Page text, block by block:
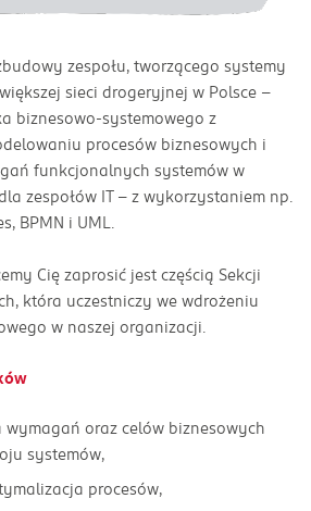
zespołu, tworzącego systemy
sieci drogeryjnej w Polsce –
biznesowo-systemowego z
procesów biznesowych i
funkcjonalnych systemów w
zespołów IT – z wykorzystaniem np.
BPMN i UML.
Cię zaprosić jest częścią Sekcji
która uczestniczy we wdrożeniu
w naszej organizacji.
oraz celów biznesowych
systemów,
procesów,